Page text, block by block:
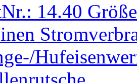
14.40